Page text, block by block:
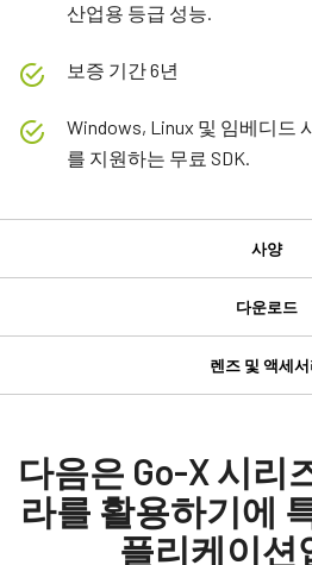
산업용 등급 성능.
보증 기간 6년
Windows, Linux 및 임베디드
를 지원하는 무료 SDK.
사양
타입
Area Scan
다운로드
Datasheet - GOX-5103-USB
Manual - GOX-5103-USB
렌즈 및 액세서
GPIO 및 전원 6핀 입출력 암 커넥터
(LKK-IO-6PF-DM)
다음은 Go-X 시리
라를 활용하기에
플리케이션